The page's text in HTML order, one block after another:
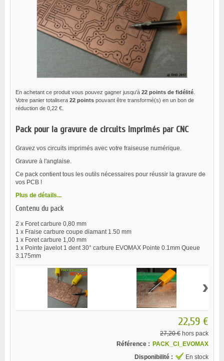
En achetant ce produit vous pouvez gagner jusqu'à 22 points de fidélité
Votre panier totalisera 22 points pouvant être transformé(s) en un bon de
réduction de 0,22 €
Pack pour la gravure de circuits imprimés par CNC
Gravez vos circuits imprimés avec votre fraiseuse numérique.
Gravure à l'anglaise.
Ce pack contient tous les outils nécessaires pour réussir la gravure de
vos PCB !
Plus de détails...
Contenu du pack
2 x Foret carbure 0,80 mm
1 x Fraise carbure coupe diamant 1.50 mm
1 x Foret carbure 1,00 mm
1 x Pointe javelot 1 dent 30° carbure EVOMAX Pointe 0.1mm Queue
3.175mm
›
22,59 €
27,20 € hors pack
Référence : PACK_CI_EVOMAX
Disponibilité :
En stock